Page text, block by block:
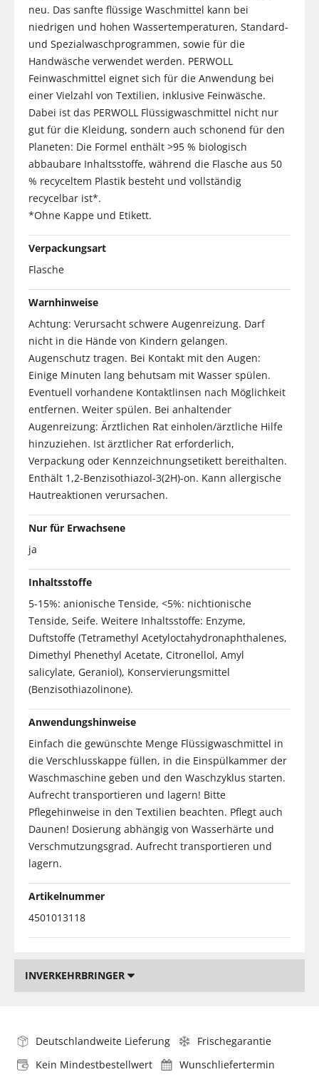
neu. Das sanfte flüssige Waschmittel kann bei
niedrigen und hohen Wassertemperaturen, Standard-
und Spezialwaschprogrammen, sowie für die
Handwäsche verwendet werden. PERWOLL
Feinwaschmittel eignet sich für die Anwendung bei
einer Vielzahl von Textilien, inklusive Feinwäsche.
Dabei ist das PERWOLL Flüssigwaschmittel nicht nur
gut für die Kleidung, sondern auch schonend für den
Planeten: Die Formel enthält >95 % biologisch
abbaubare Inhaltsstoffe, während die Flasche aus 50
% recyceltem Plastik besteht und vollständig
recycelbar ist*.
*Ohne Kappe und Etikett.
Verpackungsart
Flasche
Warnhinweise
Achtung: Verursacht schwere Augenreizung. Darf
nicht in die Hände von Kindern gelangen.
Augenschutz tragen. Bei Kontakt mit den Augen:
Einige Minuten lang behutsam mit Wasser spülen.
Eventuell vorhandene Kontaktlinsen nach Möglichkeit
entfernen. Weiter spülen. Bei anhaltender
Augenreizung: Ärztlichen Rat einholen/ärztliche Hilfe
hinzuziehen. Ist ärztlicher Rat erforderlich,
Verpackung oder Kennzeichnungsetikett bereithalten.
Enthält 1,2-Benzisothiazol-3(2H)-on. Kann allergische
Hautreaktionen verursachen.
Nur für Erwachsene
ja
Inhaltsstoffe
5-15%: anionische Tenside, <5%: nichtionische
Tenside, Seife. Weitere Inhaltsstoffe: Enzyme,
Duftstoffe (Tetramethyl Acetyloctahydronaphthalenes,
Dimethyl Phenethyl Acetate, Citronellol, Amyl
salicylate, Geraniol), Konservierungsmittel
(Benzisothiazolinone).
Anwendungshinweise
Einfach die gewünschte Menge Flüssigwaschmittel in
die Verschlusskappe füllen, in die Einspülkammer der
Waschmaschine geben und den Waschzyklus starten.
Aufrecht transportieren und lagern! Bitte
Pflegehinweise in den Textilien beachten. Pflegt auch
Daunen! Dosierung abhängig von Wasserhärte und
Verschmutzungsgrad. Aufrecht transportieren und
lagern.
Artikelnummer
4501013118
INVERKEHRBRINGER
Deutschlandweite Lieferung
Frischegarantie
Kein Mindestbestellwert
Wunschliefertermin